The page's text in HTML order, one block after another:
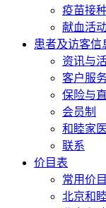
疫苗接种
献血活
患者及访客信
资讯与
客户服
保险与
会员制
和睦家
联系
价目表
常用价
北京和